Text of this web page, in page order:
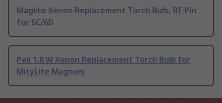
Maglite Xenon Replacement Torch Bulb, BI-Pin
for 6C/6D
Peli 1.8 W Xenon Replacement Torch Bulb for
MityLite Magnum